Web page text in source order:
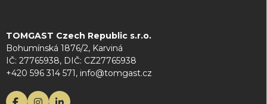
TOMGAST Czech Republic s.r.o.
Bohumínská 1876/2, Karviná
IČ: 27765938, DIČ: CZ27765938
+420 596 314 571, info@tomgast.cz